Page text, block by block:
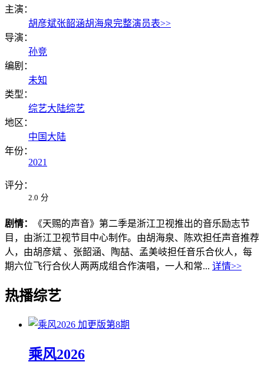
主演：
胡彦斌张韶涵胡海泉完整演员表>>
导演：
孙竞
编剧：
未知
类型：
综艺大陆综艺
地区：
中国大陆
年份：
2021
评分：
2.0 分
剧情：
《天赐的声音》第二季是浙江卫视推出的音乐励志节
目，由浙江卫视节目中心制作。由胡海泉、陈欢担任声音推荐
人，由胡彦斌 、张韶涵、陶喆、孟美岐担任音乐合伙人，每
期六位飞行合伙人两两成组合作演唱，一人和常... 详情>>
热播综艺
加更版第8期
乘风2026